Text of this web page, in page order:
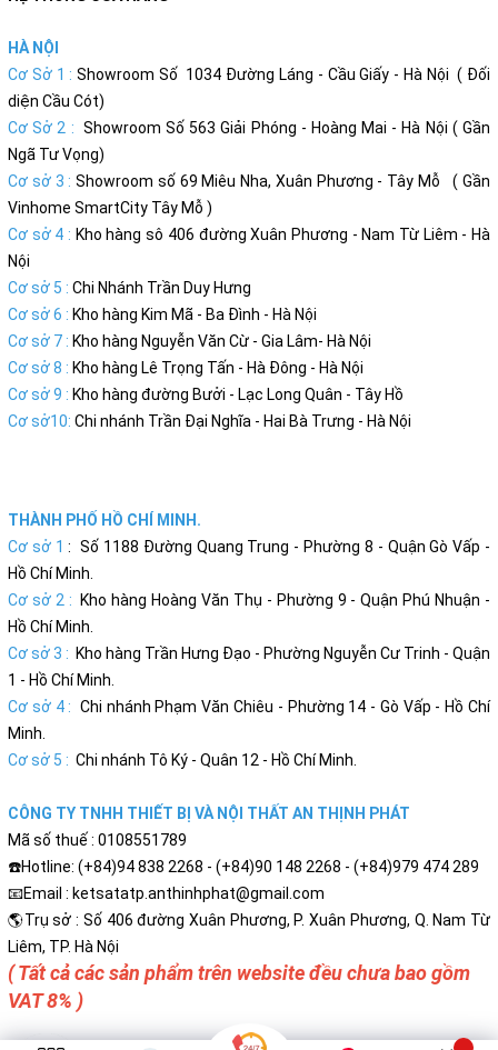
HÀ NỘI
Cơ Sở 1 : Showroom Số 1034 Đường Láng - Cầu Giấy - Hà Nội ( Đối
diện Cầu Cót)
Cơ Sở 2 : Showroom Số 563 Giải Phóng - Hoàng Mai - Hà Nội ( Gần
Ngã Tư Vọng)
Cơ sở 3 : Showroom số 69 Miêu Nha, Xuân Phương - Tây Mỗ ( Gần
Vinhome SmartCity Tây Mỗ )
Cơ sở 4 : Kho hàng sô 406 đường Xuân Phương - Nam Từ Liêm - Hà
Nội
Cơ sở 5 : Chi Nhánh Trần Duy Hưng
Cơ sở 6 : Kho hàng Kim Mã - Ba Đình - Hà Nội
Cơ sở 7 : Kho hàng Nguyễn Văn Cừ - Gia Lâm- Hà Nội
Cơ sở 8 : Kho hàng Lê Trọng Tấn - Hà Đông - Hà Nội
Cơ sở 9 : Kho hàng đường Bưởi - Lạc Long Quân - Tây Hồ
Cơ sở10: Chi nhánh Trần Đại Nghĩa - Hai Bà Trưng - Hà Nội
THÀNH PHỐ HỒ CHÍ MINH.
Cơ sở 1: Số 1188 Đường Quang Trung - Phường 8 - Quận Gò Vấp -
Hồ Chí Minh.
Cơ sở 2 : Kho hàng Hoàng Văn Thụ - Phường 9 - Quận Phú Nhuận -
Hồ Chí Minh.
Cơ sở 3 : Kho hàng Trần Hưng Đạo - Phường Nguyễn Cư Trinh - Quận
1 - Hồ Chí Minh.
Cơ sở 4 : Chi nhánh Phạm Văn Chiêu - Phường 14 - Gò Vấp - Hồ Chí
Minh.
Cơ sở 5 : Chi nhánh Tô Ký - Quân 12 - Hồ Chí Minh.
CÔNG TY TNHH THIẾT BỊ VÀ NỘI THẤT AN THỊNH PHÁT
Mã số thuế : 0108551789
☎️Hotline: (+84)94 838 2268 - (+84)90 148 2268 - (+84)979 474 289
📧Email : ketsatatp.anthinhphat@gmail.com
🌎Trụ sở : Số 406 đường Xuân Phương, P. Xuân Phương, Q. Nam Từ
Liêm, TP. Hà Nội
( Tất cả các sản phẩm trên website đều chưa bao gồm
VAT 8% )